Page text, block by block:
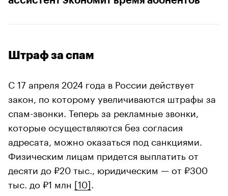
Штраф за спам
С 17 апреля 2024 года в России действует
закон, по которому увеличиваются штрафы за
спам-звонки. Теперь за рекламные звонки,
которые осуществляются без согласия
адресата, можно оказаться под санкциями.
Физическим лицам придется выплатить от
десяти до ₽20 тыс., юридическим — от ₽300
тыс. до ₽1 млн [10]